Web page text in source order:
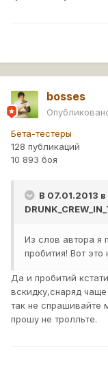
bosses
Бета-тестеры
128 публикаций
10 893 боя
В 07.01.2013
Из слов автора я
пробития! Вот
Да и пробитий
вскидку,снаряд
так не спрашивайте
прошу не тролльте.